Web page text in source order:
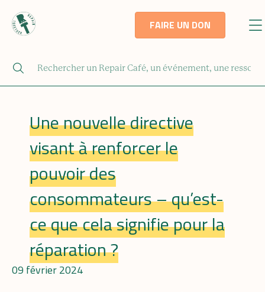
FAIRE UN DON
Une nouvelle directive
visant à renforcer le
pouvoir des
consommateurs – qu’est-
ce que cela signifie pour la
réparation ?
09 février 2024